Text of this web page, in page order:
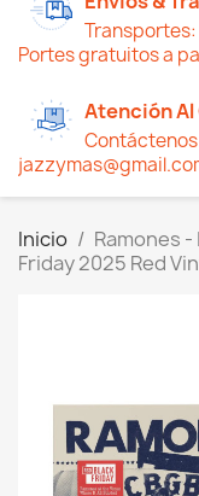
Transportes:
Portes gratuitos a
Atención
Contáctenos
Inicio
Ramones -
Friday 2025 Red